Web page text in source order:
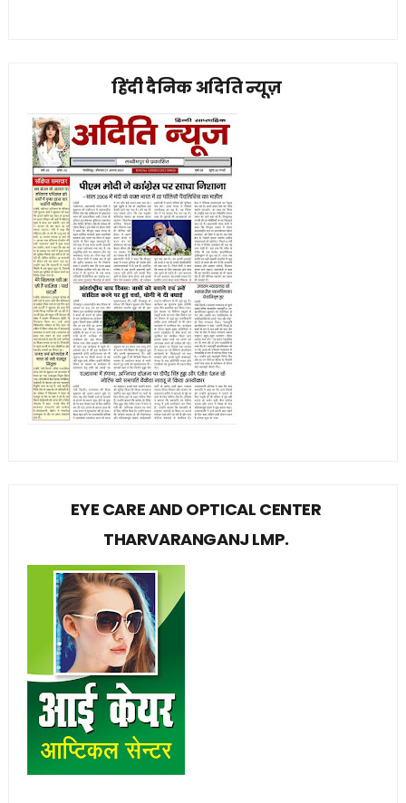
हिंदी दैनिक अदिति न्यूज़
EYE CARE AND OPTICAL CENTER
THARVARANGANJ LMP.